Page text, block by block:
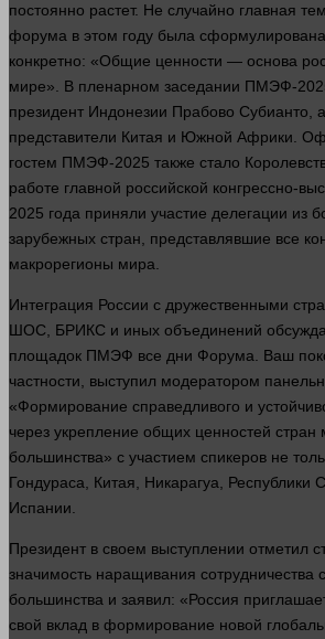
постоянно растет. Не случайно главная
форума в этом году была
конкретно: «Общие ценности — основа
мире». В пленарном заседании ПМЭФ-
президент Индонезии Прабово Субианто,
представители Китая и Южной Африки.
гостем ПМЭФ-2025 также стало
работе главной российской конгрессно-
2025 года приняли участие делегации из
зарубежных стран, представлявшие все
макрорегионы мира.
Интеграция России с дружественными
ШОС, БРИКС и иных объединений
площадок ПМЭФ все дни Форума. Ваш
частности, выступил модератором
«Формирование справедливого и
через укрепление общих ценностей стран
большинства» с участием спикеров не
Гондураса, Китая, Никарагуа, Республики
Испании.
Президент в своем выступлении отметил
значимость наращивания сотрудничества
большинства и заявил: «Россия
свой вклад в формирование новой